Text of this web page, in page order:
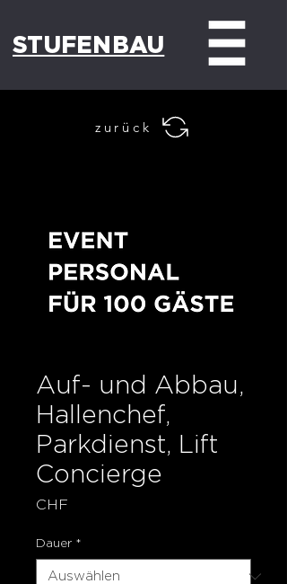
STUFENBAU
zurück
Auf- und Abbau,
Hallenchef,
Parkdienst, Lift
Concierge
CHF
Dauer *